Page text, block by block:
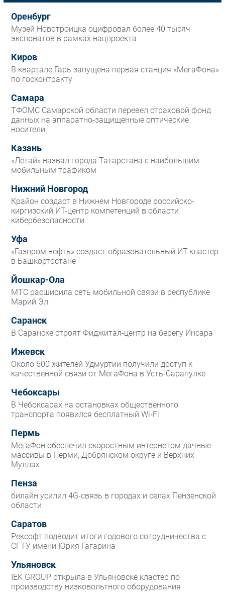
Оренбург
Музей Новотроицка оцифровал более 40 тысяч
экспонатов в рамках нацпроекта
Киров
В квартале Гарь запущена первая станция «МегаФона»
по госконтракту
Самара
ТФОМС Самарской области перевел страховой фонд
данных на аппаратно-защищенные оптические
носители
Казань
«Летай» назвал города Татарстана с наибольшим
мобильным трафиком
Нижний Новгород
Крайон создаст в Нижнем Новгороде российско-
киргизский ИТ-центр компетенций в области
кибербезопасности
Уфа
«Газпром нефть» создаст образовательный ИТ-кластер
в Башкортостане
Йошкар-Ола
МТС расширила сеть мобильной связи в республике
Марий Эл
Саранск
В Саранске строят Фиджитал-центр на берегу Инсара
Ижевск
Около 600 жителей Удмуртии получили доступ к
качественной связи от МегаФона в Усть-Сарапулке
Чебоксары
В Чебоксарах на остановках общественного
транспорта появился бесплатный Wi‑Fi
Пермь
МегаФон обеспечил скоростным интернетом дачные
массивы в Перми, Добрянском округе и Верхних
Муллах
Пенза
билайн усилил 4G-связь в городах и селах Пензенской
области
Саратов
Рексофт подводит итоги годового сотрудничества с
СГТУ имени Юрия Гагарина
Ульяновск
IEK GROUP открыла в Ульяновске кластер по
производству низковольтного оборудования